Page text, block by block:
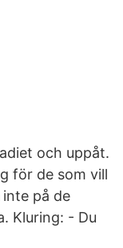
och uppåt.
för de som vill
på de
Kluring: - Du